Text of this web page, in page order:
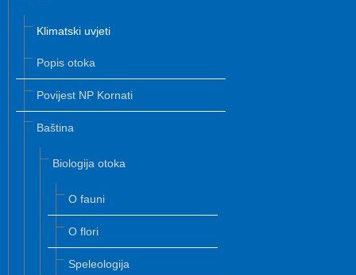
Klimatski uvjeti
Popis otoka
Povijest NP Kornati
Baština
Biologija otoka
O fauni
O flori
Speleologija